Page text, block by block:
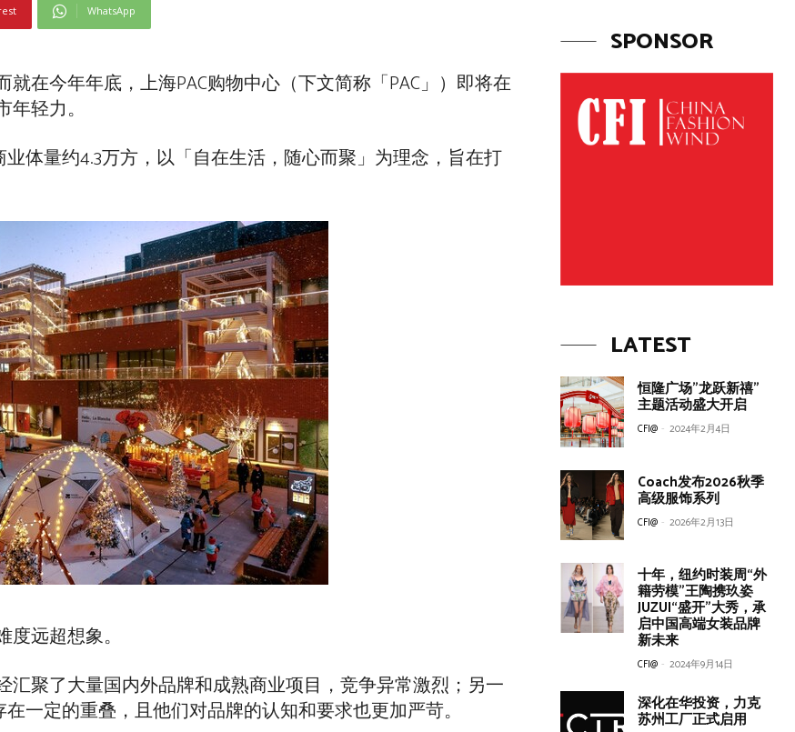
WhatsApp
在今年年底，上海PAC购物中心（下文简称「PAC」）即将在
轻力。
体量约4.3万方，以「自在生活，随心而聚」为理念，旨在打
远超想象。
聚了大量国内外品牌和成熟商业项目，竞争异常激烈；另一
一定的重叠，且他们对品牌的认知和要求也更加严苛。
SPONSOR
LATEST
恒隆广场”龙跃新禧”
主题活动盛大开启
CFI@ - 2024年2月4日
Coach发布2026秋季
高级服饰系列
CFI@ - 2026年2月13日
十年，纽约时装周“外
籍劳模”王陶携玖姿
JUZUI“盛开”大秀，承
启中国高端女装品牌
新未来
CFI@ - 2024年9月14日
深化在华投资，力克
苏州工厂正式启用